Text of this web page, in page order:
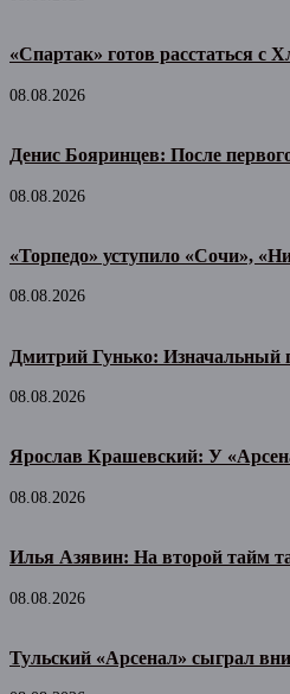
«Спартак» готов расстаться с
08.08.2026
Денис Бояринцев: После
08.08.2026
«Торпедо» уступило «Сочи»,
08.08.2026
Дмитрий Гунько: Изначальный
08.08.2026
Ярослав Крашевский: У
08.08.2026
Илья Азявин: На второй тайм
08.08.2026
Тульский «Арсенал» сыграл